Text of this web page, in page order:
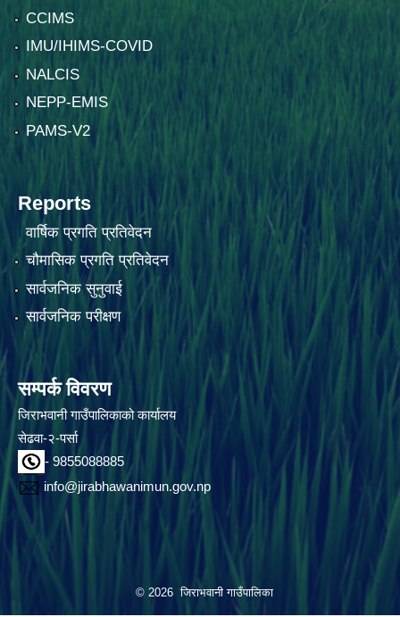
CCIMS
IMU/IHIMS-COVID
NALCIS
NEPP-EMIS
PAMS-V2
Reports
वार्षिक प्रगति प्रतिवेदन
चौमासिक प्रगति प्रतिवेदन
सार्वजनिक सुनुवाई
सार्वजनिक परीक्षण
सम्पर्क विवरण
जिराभवानी गाउँपालिकाको कार्यालय
सेढवा-२-पर्सा
- 9855088885
info@jirabhawanimun.gov.np
© 2026 जिराभवानी गाउँपालिका